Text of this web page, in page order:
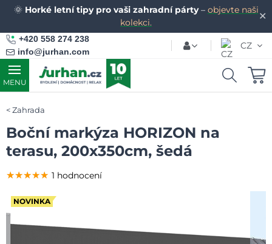
✕
🌞 Horké letní tipy pro vaši zahradní párty– objevte naši
kolekci.
+420 558 274 238
info@jurhan.com
CZ
MENU
Zahrada
Boční markýza HORIZON na
terasu, 200x350cm, šedá
NOVINKA
★★★★★
★★★★★
★★★★★ 1 hodnocení